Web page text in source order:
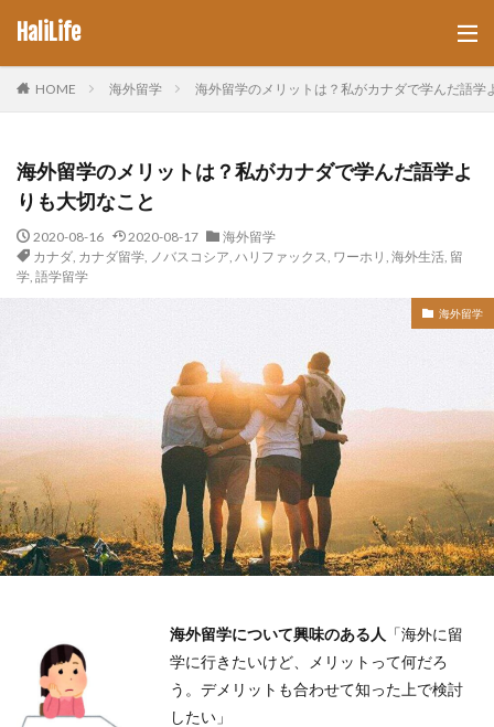
HaliLife
HOME 海外留学 海外留学のメリットは？私がカナダで学んだ語学
海外留学のメリットは？私がカナダで学んだ語学よ
りも大切なこと
2020-08-16 2020-08-17
海外留学
カナダ, カナダ留学, ノバスコシア, ハリファックス, ワーホリ , 海外生活, 留
学, 語学留学
海外留学
海外留学について興味のある人 「海外に留
学に行きたいけど、メリットって何だろ
う。デメリットも合わせて知った上で検討
したい」